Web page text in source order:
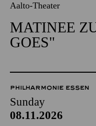
Aalto-Theater
MATINEE
GOES"
PHILHARMONIE ESSEN
Sunday
08.11.2026